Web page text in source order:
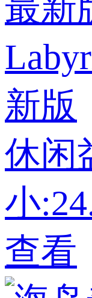
新版
休闲
小
查看